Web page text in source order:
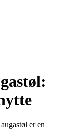
er en